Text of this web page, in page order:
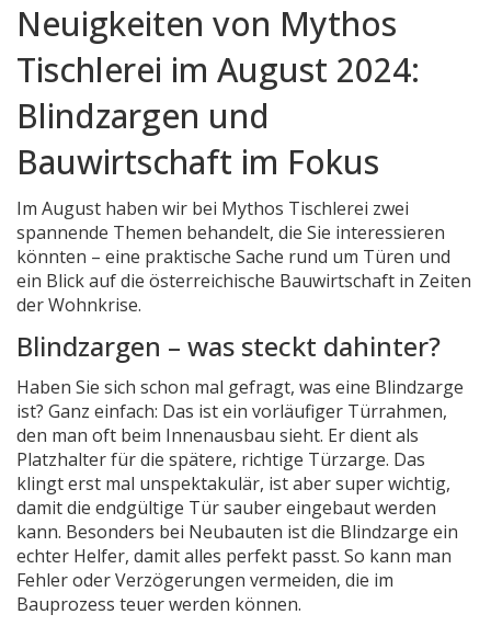
Neuigkeiten von Mythos
Tischlerei im August 2024:
Blindzargen und
Bauwirtschaft im Fokus
Im August haben wir bei Mythos Tischlerei zwei
spannende Themen behandelt, die Sie interessieren
könnten – eine praktische Sache rund um Türen und
ein Blick auf die österreichische Bauwirtschaft in Zeiten
der Wohnkrise.
Blindzargen – was steckt dahinter?
Haben Sie sich schon mal gefragt, was eine Blindzarge
ist? Ganz einfach: Das ist ein vorläufiger Türrahmen,
den man oft beim Innenausbau sieht. Er dient als
Platzhalter für die spätere, richtige Türzarge. Das
klingt erst mal unspektakulär, ist aber super wichtig,
damit die endgültige Tür sauber eingebaut werden
kann. Besonders bei Neubauten ist die Blindzarge ein
echter Helfer, damit alles perfekt passt. So kann man
Fehler oder Verzögerungen vermeiden, die im
Bauprozess teuer werden können.